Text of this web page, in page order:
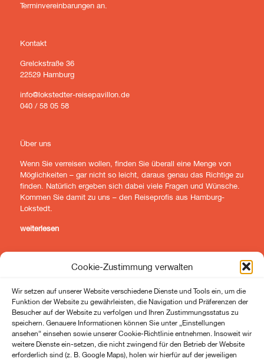
Cookie-Zustimmung verwalten
Wir setzen auf unserer Website verschiedene Dienste und Tools ein, um die
Funktion der Website zu gewährleisten, die Navigation und Präferenzen der
Besucher auf der Website zu verfolgen und Ihren Zustimmungsstatus zu
speichern. Genauere Informationen können Sie unter „Einstellungen
ansehen“ einsehen sowie unserer Cookie-Richtlinie entnehmen. Insoweit wir
weitere Dienste ein-setzen, die nicht zwingend für den Betrieb der Website
erforderlich sind (z. B. Google Maps), holen wir hierfür auf der jeweiligen
Terminvereinbarungen an.
Kontakt
Grelckstraße 36
22529 Hamburg
info@lokstedter-reisepavillon.de
040 / 58 05 58
Über uns
Wenn Sie verreisen wollen, finden Sie überall eine Menge von
Möglichkeiten – gar nicht so leicht, daraus genau das Richtige zu
finden. Natürlich ergeben sich dabei viele Fragen und Wünsche.
Kommen Sie damit zu uns – den Reiseprofis aus Hamburg-
Lokstedt.
weiterlesen
lokstedter-reisepavillon lokstedter-reisepavillon
lokstedter-reisepavillon lokstedter-reisepavillon